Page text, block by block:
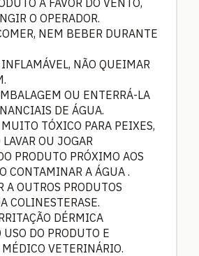
O OPERADOR.
NEM BEBER DURANTE
NÃO QUEIMAR
OU ENTERRÁ-LA
DE ÁGUA.
TÓXICO PARA PEIXES,
OU JOGAR
PRODUTO PRÓXIMO AOS
CONTAMINAR A ÁGUA .
A OUTROS PRODUTOS
COLINESTERASE.
DÉRMICA
DO PRODUTO E
MÉDICO VETERINÁRIO.